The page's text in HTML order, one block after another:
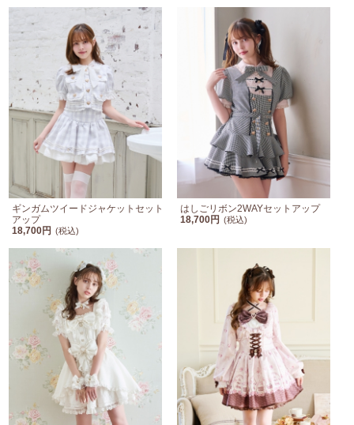
ギンガムツイードジャケットセット
アップ
18,700円
(税込)
はしごリボン2WAYセットアップ
18,700円 (税込)